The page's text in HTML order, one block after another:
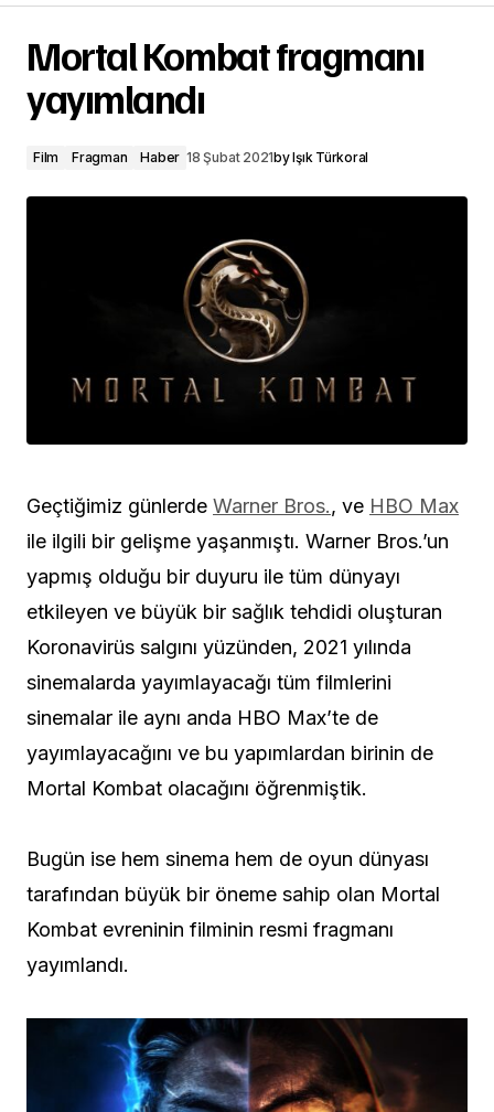
Mortal Kombat fragmanı
yayımlandı
Film Fragman Haber 18 Şubat 2021byIşık Türkoral
Geçtiğimiz günlerde Warner Bros., ve HBO Max
ile ilgili bir gelişme yaşanmıştı. Warner Bros.’un
yapmış olduğu bir duyuru ile tüm dünyayı
etkileyen ve büyük bir sağlık tehdidi oluşturan
Koronavirüs salgını yüzünden, 2021 yılında
sinemalarda yayımlayacağı tüm filmlerini
sinemalar ile aynı anda HBO Max’te de
yayımlayacağını ve bu yapımlardan birinin de
Mortal Kombat olacağını öğrenmiştik.
Bugün ise hem sinema hem de oyun dünyası
tarafından büyük bir öneme sahip olan Mortal
Kombat evreninin filminin resmi fragmanı
yayımlandı.